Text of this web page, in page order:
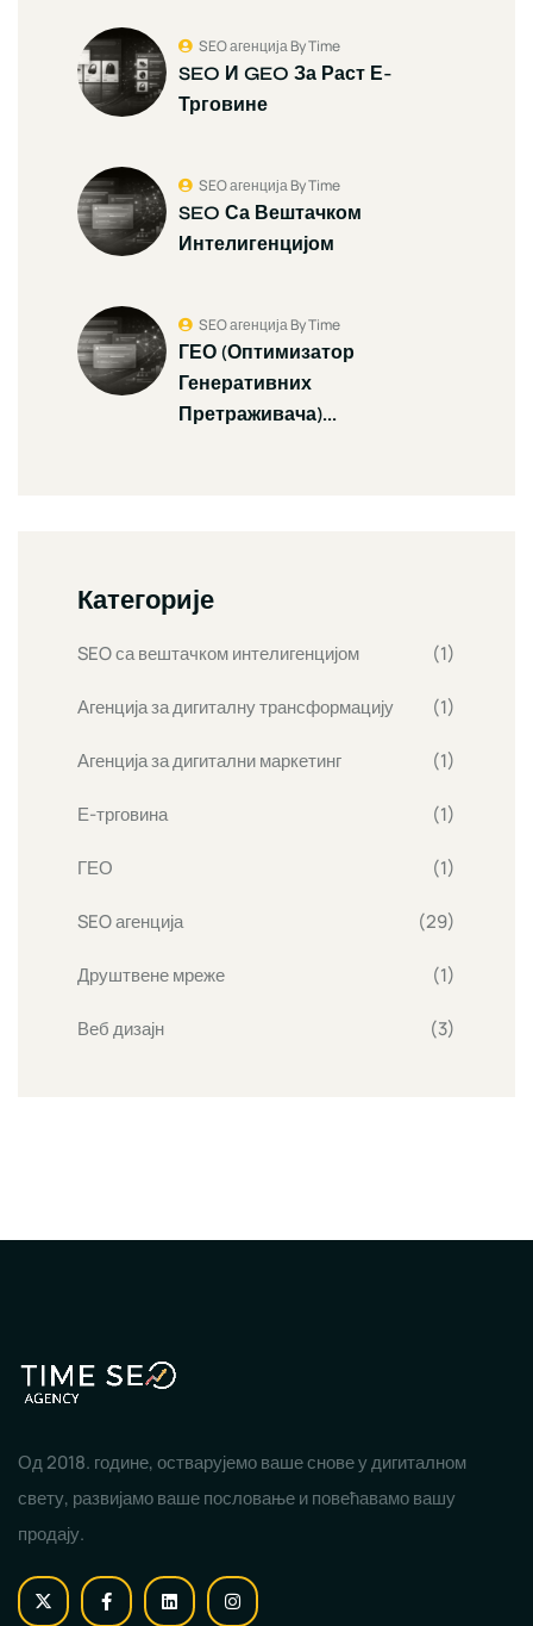
SEO И GEO За Раст Е-
Трговине
SEO агенција By Time
SEO Са Вештачком
Интелигенцијом
SEO агенција By Time
ГЕО (Оптимизатор
Генеративних
Претраживача)...
SEO агенција By Time
Категорије
SEO са вештачком интелигенцијом (1)
Агенција за дигиталну трансформацију (1)
Агенција за дигитални маркетинг (1)
Е-трговина (1)
ГЕО (1)
SEO агенција (29)
Друштвене мреже (1)
Веб дизајн (3)
Од 2018. године, остварујемо ваше снове у дигиталном
свету, развијамо ваше пословање и повећавамо вашу
продају.